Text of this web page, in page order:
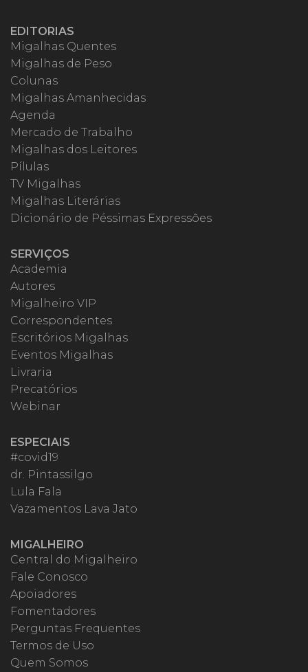
EDITORIAS
Migalhas Quentes
Migalhas de Peso
Colunas
Migalhas Amanhecidas
Agenda
Mercado de Trabalho
Migalhas dos Leitores
Pílulas
TV Migalhas
Migalhas Literárias
Dicionário de Péssimas Expressões
SERVIÇOS
Academia
Autores
Migalheiro VIP
Correspondentes
Escritórios Migalhas
Eventos Migalhas
Livraria
Precatórios
Webinar
ESPECIAIS
#covid19
dr. Pintassilgo
Lula Fala
Vazamentos Lava Jato
MIGALHEIRO
Central do Migalheiro
Fale Conosco
Apoiadores
Fomentadores
Perguntas Frequentes
Termos de Uso
Quem Somos